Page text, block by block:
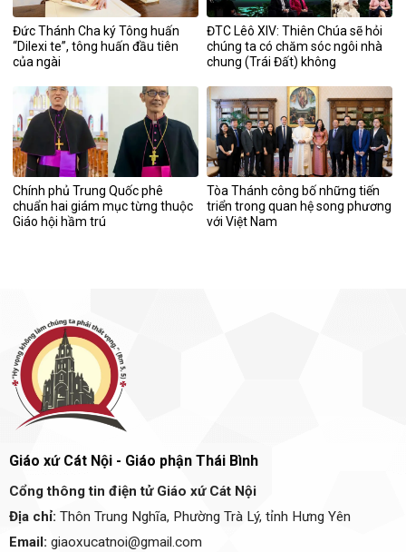
Đức Thánh Cha ký Tông huấn
“Dilexi te”, tông huấn đầu tiên
của ngài
ĐTC Lêô XIV: Thiên Chúa sẽ hỏi
chúng ta có chăm sóc ngôi nhà
chung (Trái Đất) không
Chính phủ Trung Quốc phê
chuẩn hai giám mục từng thuộc
Giáo hội hầm trú
Tòa Thánh công bố những tiến
triển trong quan hệ song phương
với Việt Nam
Giáo xứ Cát Nội - Giáo phận Thái Bình
Cổng thông tin điện tử Giáo xứ Cát Nội
Địa chỉ: Thôn Trung Nghĩa, Phường Trà Lý, tỉnh Hưng Yên
Email: giaoxucatnoi@gmail.com